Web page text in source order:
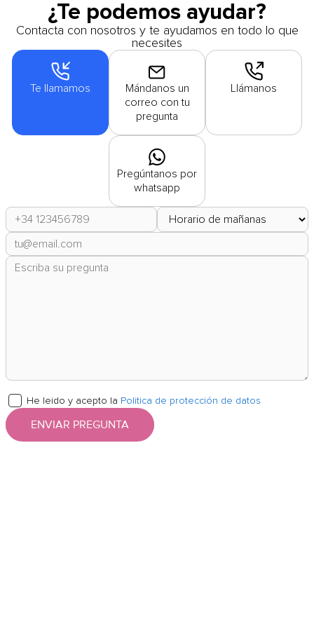
¿Te podemos ayudar?
Contacta con nosotros y te ayudamos en todo lo que
necesites
Te llamamos
Mándanos un
correo con tu
pregunta
Llámanos
Pregúntanos por
whatsapp
He leido y acepto la Politica de protección de datos
ENVIAR PREGUNTA